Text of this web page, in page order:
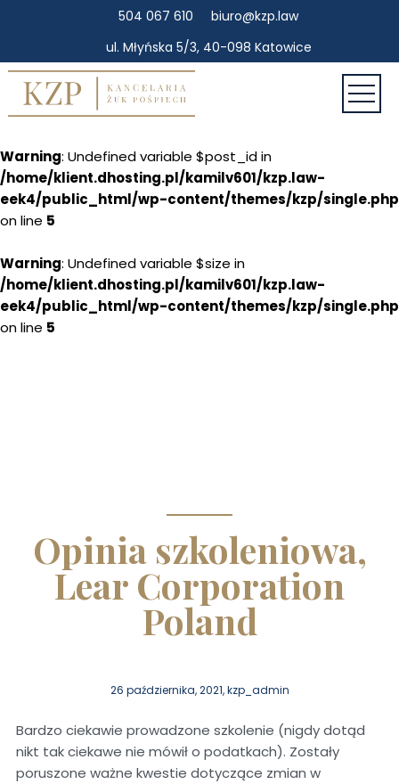
504 067 610
biuro@kzp.law
ul. Młyńska 5/3, 40-098 Katowice
Warning: Undefined variable $post_id in
/home/klient.dhosting.pl/kamilv601/kzp.law-
eek4/public_html/wp-content/themes/kzp/single.php
on line 5
Warning: Undefined variable $size in
/home/klient.dhosting.pl/kamilv601/kzp.law-
eek4/public_html/wp-content/themes/kzp/single.php
on line 5
Opinia szkoleniowa,
Lear Corporation
Poland
26 października, 2021, kzp_admin
Bardzo ciekawie prowadzone szkolenie (nigdy dotąd
nikt tak ciekawe nie mówił o podatkach). Zostały
poruszone ważne kwestie dotyczące zmian w